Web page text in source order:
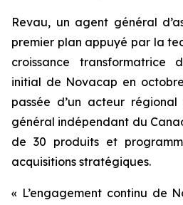
Revau, un agent général
premier plan appuyé par la
croissance transformatrice
initial de Novacap en octobre
passée d’un acteur
général indépendant du
de 30 produits et
acquisitions stratégiques.
« L’engagement continu de